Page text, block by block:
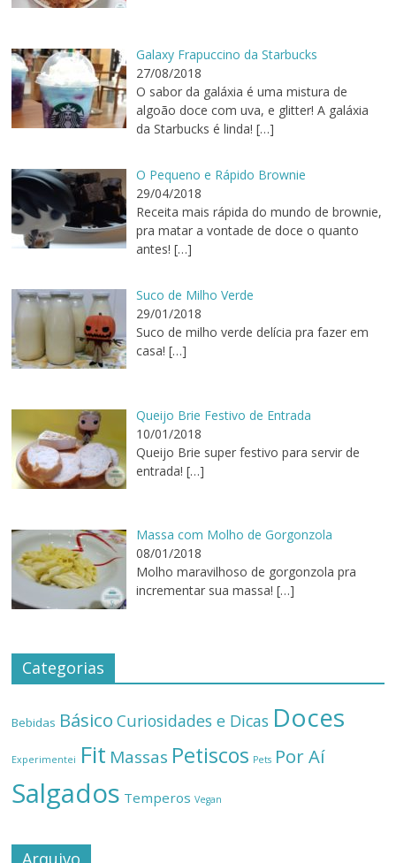
Galaxy Frapuccino da Starbucks
27/08/2018
O sabor da galáxia é uma mistura de
algoão doce com uva, e glitter! A galáxia
da Starbucks é linda! […]
O Pequeno e Rápido Brownie
29/04/2018
Receita mais rápida do mundo de brownie,
pra matar a vontade de doce o quanto
antes! […]
Suco de Milho Verde
29/01/2018
Suco de milho verde delícia pra fazer em
casa! […]
Queijo Brie Festivo de Entrada
10/01/2018
Queijo Brie super festivo para servir de
entrada! […]
Massa com Molho de Gorgonzola
08/01/2018
Molho maravilhoso de gorgonzola pra
incrementar sua massa! […]
Categorias
Bebidas Básico Curiosidades e Dicas Doces
Experimentei Fit Massas Petiscos Pets Por Aí
Salgados Temperos Vegan
Arquivo